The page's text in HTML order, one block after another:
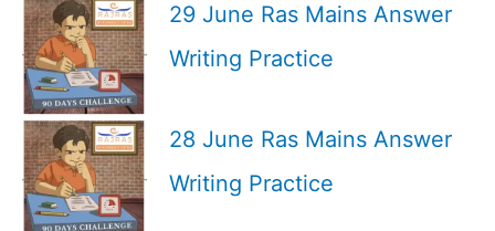
29 June Ras Mains Answer
Writing Practice
28 June Ras Mains Answer
Writing Practice